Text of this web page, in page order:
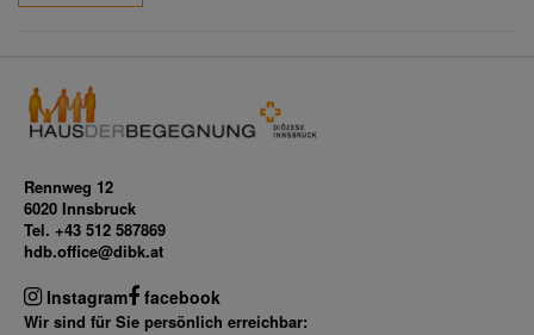
Rennweg 12
6020 Innsbruck
Tel. +43 512 587869
hdb.office@dibk.at
Instagram facebook
Wir sind für Sie persönlich erreichbar: